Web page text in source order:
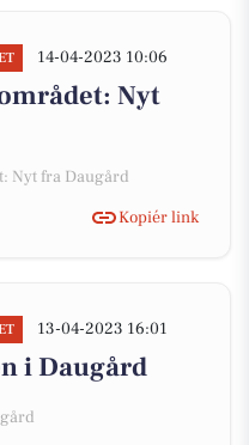
14-04-2023 10:06
Nyt
Nyt fra Daugård
Kopiér link
13-04-2023 16:01
i Daugård